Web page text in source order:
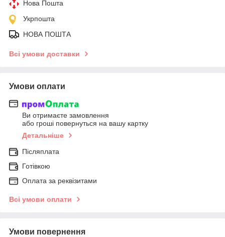
Нова Пошта
Укрпошта
НОВА ПОШТА
Всі умови доставки
Умови оплати
Ви отримаєте замовлення
або гроші повернуться на вашу картку
Детальніше
Післяплата
Готівкою
Оплата за реквізитами
Всі умови оплати
Умови повернення